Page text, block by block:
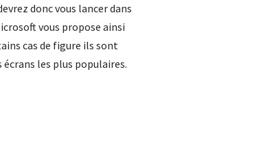
donc vous lancer dans
vous propose ainsi
cas de figure ils sont
les plus populaires.